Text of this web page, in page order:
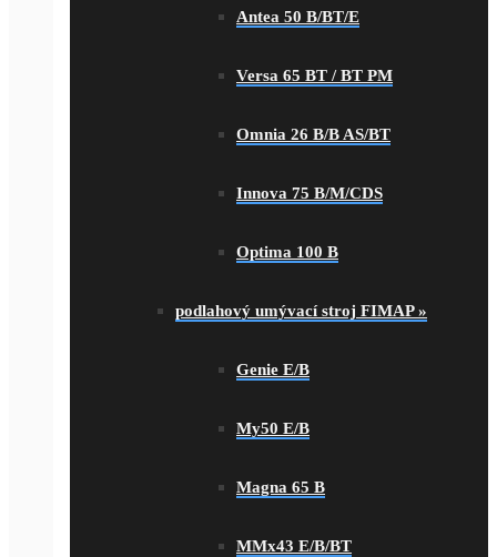
Antea 50 B/BT/E
Versa 65 BT / BT PM
Omnia 26 B/B AS/BT
Innova 75 B/M/CDS
Optima 100 B
podlahový umývací stroj FIMAP»
Genie E/B
My50 E/B
Magna 65 B
MMx43 E/B/BT